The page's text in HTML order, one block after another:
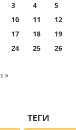
3 4 5
10 11 12
17 18 19
24 25 26
»
ТЕГИ